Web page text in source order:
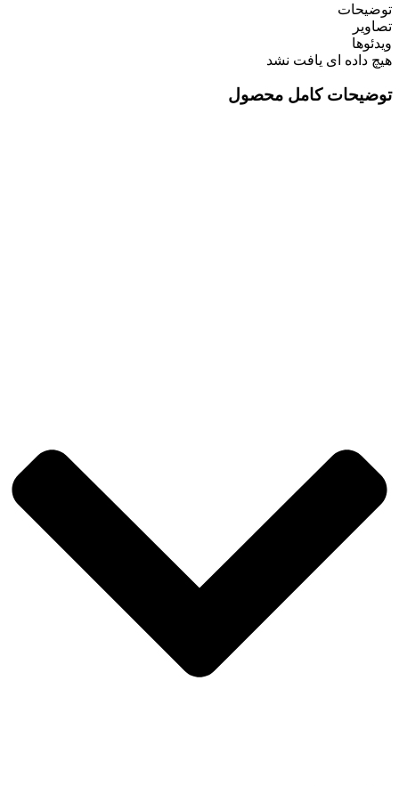
توضیحات
تصاویر
ویدئوها
هیچ داده ای یافت نشد
توضیحات کامل محصول